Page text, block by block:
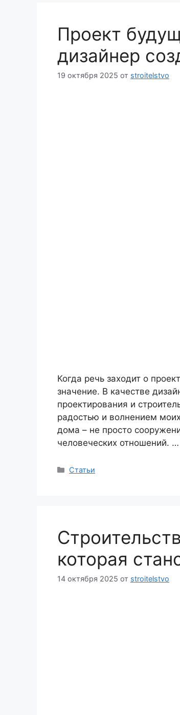
Проект
дизайнер
19 октября 2025 от stroitelstvo
Когда речь заходит о
значение. В качестве
проектирования и
радостью и волнением
дома – не просто
человеческих отношений. …
Рубрики
Статьи
которая
14 октября 2025 от stroitelstvo